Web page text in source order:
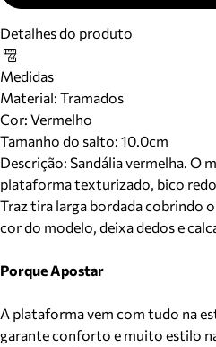
Detalhes do produto
Medidas
Material: Tramados
Cor: Vermelho
Tamanho do salto: 10.0cm
Descrição: Sandália vermelha. O
plataforma texturizado, bico
Traz tira larga bordada cobrindo
cor do modelo, deixa dedos e
Porque Apostar
A plataforma vem com tudo na
garante conforto e muito estilo